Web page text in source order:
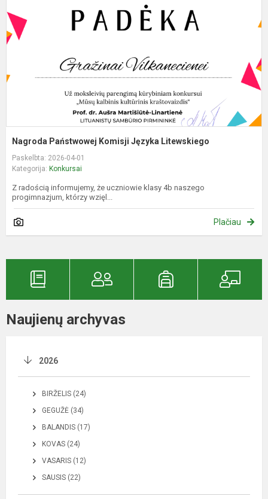
Nagroda Państwowej Komisji Języka Litewskiego
Paskelbta: 2026-04-01
Kategorija: Konkursai
Z radością informujemy, że uczniowie klasy 4b naszego
progimnazjum, którzy wzięl...
Plačiau
Naujienų archyvas
2026
BIRŽELIS (24)
GEGUŽĖ (34)
BALANDIS (17)
KOVAS (24)
VASARIS (12)
SAUSIS (22)